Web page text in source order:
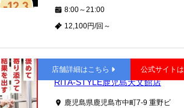
8:00～21:00
12,100円/回～
いづろ通
RITA-STYLE鹿児島天文館店
鹿児島県鹿児島市中町7-9 重野ビ
店舗詳細はこちら 公式サイト